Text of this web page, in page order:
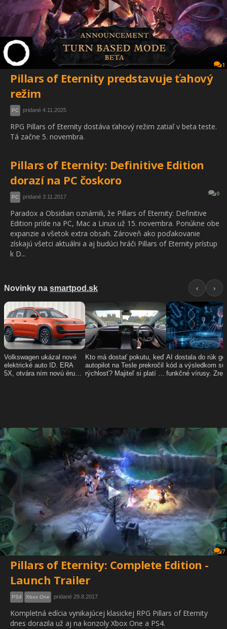
1
Pillars of Eternity predstavuje ťahový
režim
PC pridané 4.11.2025
RPG Pillars of Eternity dostáva ťahový režim zatiaľ v beta teste.
Tá začne 5. novembra.
Pillars of Eternity: Definitive Edition
dorazí na PC čoskoro
0
PC pridané 3.11.2017
Paradox a Obsidian oznámili, že Pillars of Eternity: Definitive
Edition príde na PC, Mac a Linux už 15. novembra. Ponúkne obe
expanzie a všetok extra obsah. Zároveň ako poďakovanie
získajú všetci aktuálni a aj budúci hráči Pillars of Eternity prístup
k D...
7
Pillars of Eternity: Complete Edition -
Launch Trailer
PS4 Xbox One pridané 29.8.2017
Kompletná edícia vynikajúcej klasickej RPG Pillars of Eternity
dnes dorazila už aj na konzoly Xbox One a PS4.